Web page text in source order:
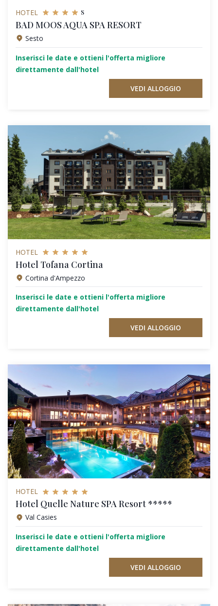
HOTEL s
BAD MOOS AQUA SPA RESORT
Sesto
Inserisci le date e ottieni l'offerta migliore
direttamente dall'hotel
VEDI ALLOGGIO
HOTEL
Hotel Tofana Cortina
Cortina d'Ampezzo
Inserisci le date e ottieni l'offerta migliore
direttamente dall'hotel
VEDI ALLOGGIO
HOTEL
Hotel Quelle Nature SPA Resort *****
Val Casies
Inserisci le date e ottieni l'offerta migliore
direttamente dall'hotel
VEDI ALLOGGIO